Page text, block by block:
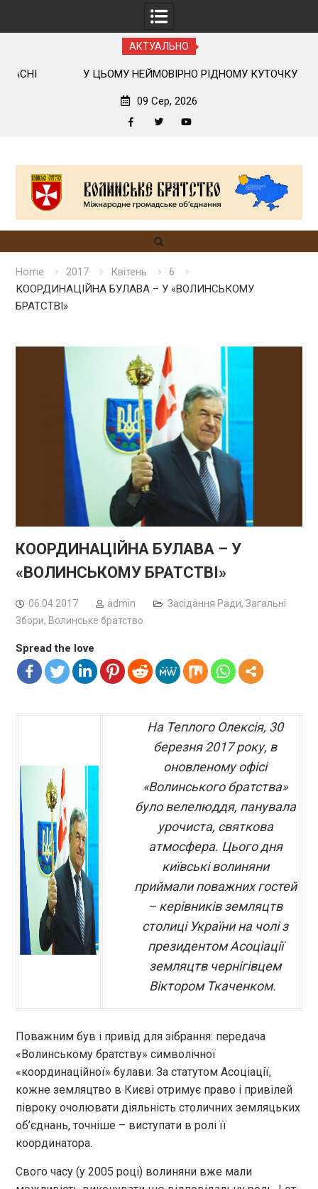
АКТУАЛЬНО
У ЦЬОМУ НЕЙМОВІРНО РІДНОМУ КУТОЧКУ ПАНУЄ
09 Сер, 2026
content
Home 2017 Квітень
6
КООРДИНАЦІЙНА БУЛАВА – У «ВОЛИНСЬКОМУ
БРАТСТВІ»
КООРДИНАЦІЙНА БУЛАВА – У
«ВОЛИНСЬКОМУ БРАТСТВІ»
06.04.2017 admin
Засідання Ради, Загальні
Збори, Волинське братство
Spread the love
На Теплого Олексія, 30
березня 2017 року, в
оновленому офісі
«Волинського братства»
було велелюддя, панувала
урочиста, святкова
атмосфера. Цього дня
київські волиняни
приймали поважних гостей
– керівників земляцтв
столиці України на чолі з
президентом Асоціації
земляцтв чернігівцем
Віктором Ткаченком.
Поважним був і привід для зібрання: передача
«Волинському братству» символічної
«координаційної» булави. За статутом Асоціації,
кожне земляцтво в Києві отримує право і привілей
півроку очолювати діяльність столичних земляцьких
об’єднань, точніше – виступати в ролі її
координатора.
Свого часу (у 2005 році) волиняни вже мали